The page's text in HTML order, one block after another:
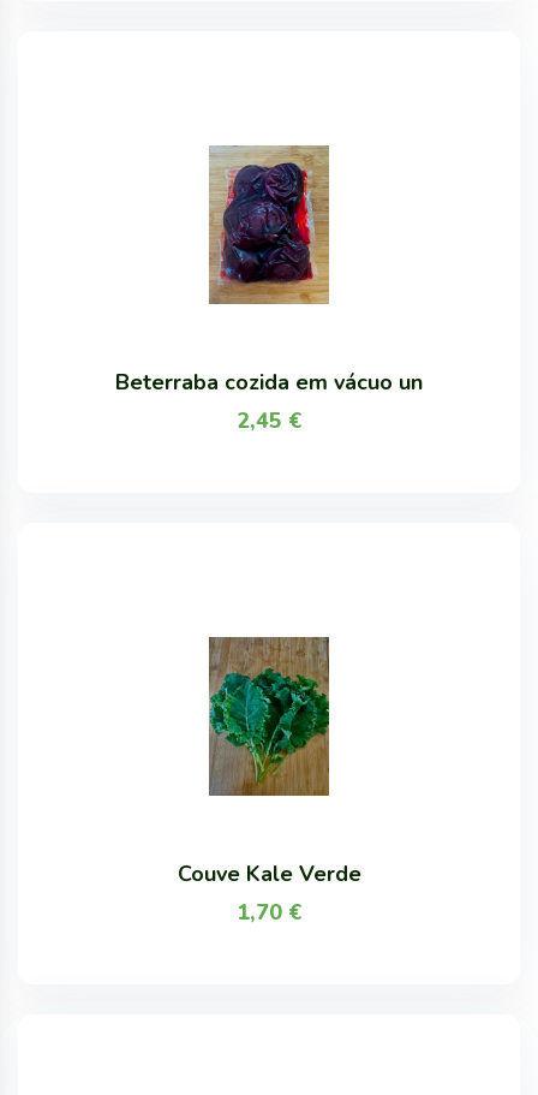
Beterraba cozida em vácuo un
2,45 €
Couve Kale Verde
1,70 €